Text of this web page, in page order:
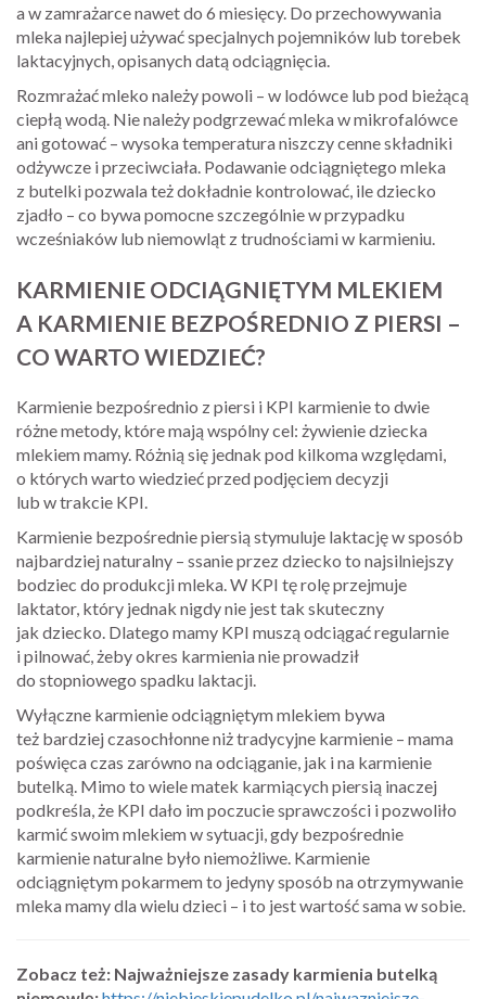
a w zamrażarce nawet do 6 miesięcy. Do przechowywania
mleka najlepiej używać specjalnych pojemników lub torebek
laktacyjnych, opisanych datą odciągnięcia.
Rozmrażać mleko należy powoli – w lodówce lub pod bieżącą
ciepłą wodą. Nie należy podgrzewać mleka w mikrofalówce
ani gotować – wysoka temperatura niszczy cenne składniki
odżywcze i przeciwciała. Podawanie odciągniętego mleka
z butelki pozwala też dokładnie kontrolować, ile dziecko
zjadło – co bywa pomocne szczególnie w przypadku
wcześniaków lub niemowląt z trudnościami w karmieniu.
KARMIENIE ODCIĄGNIĘTYM MLEKIEM
A KARMIENIE BEZPOŚREDNIO Z PIERSI –
CO WARTO WIEDZIEĆ?
Karmienie bezpośrednio z piersi i KPI karmienie to dwie
różne metody, które mają wspólny cel: żywienie dziecka
mlekiem mamy. Różnią się jednak pod kilkoma względami,
o których warto wiedzieć przed podjęciem decyzji
lub w trakcie KPI.
Karmienie bezpośrednie piersią stymuluje laktację w sposób
najbardziej naturalny – ssanie przez dziecko to najsilniejszy
bodziec do produkcji mleka. W KPI tę rolę przejmuje
laktator, który jednak nigdy nie jest tak skuteczny
jak dziecko. Dlatego mamy KPI muszą odciągać regularnie
i pilnować, żeby okres karmienia nie prowadził
do stopniowego spadku laktacji.
Wyłączne karmienie odciągniętym mlekiem bywa
też bardziej czasochłonne niż tradycyjne karmienie – mama
poświęca czas zarówno na odciąganie, jak i na karmienie
butelką. Mimo to wiele matek karmiących piersią inaczej
podkreśla, że KPI dało im poczucie sprawczości i pozwoliło
karmić swoim mlekiem w sytuacji, gdy bezpośrednie
karmienie naturalne było niemożliwe. Karmienie
odciągniętym pokarmem to jedyny sposób na otrzymywanie
mleka mamy dla wielu dzieci – i to jest wartość sama w sobie.
Zobacz też: Najważniejsze zasady karmienia butelką